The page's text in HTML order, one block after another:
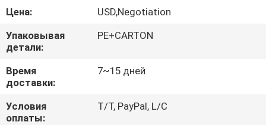
СВЯЖИТЕСЬ
МЫ
НОВОСТИ
СЛУЧАИ
Цена:
USD,Negotiation
Упаковывая
детали:
PE+CARTON
Время
доставки:
7~15 дней
Условия
оплаты:
T/T, PayPal, L/C